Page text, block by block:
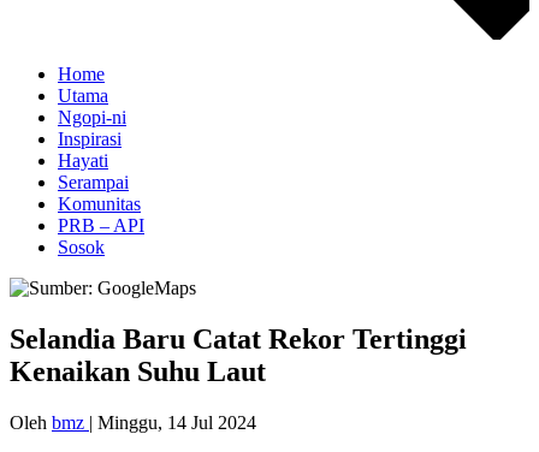
Home
Utama
Ngopi-ni
Inspirasi
Hayati
Serampai
Komunitas
PRB – API
Sosok
Selandia Baru Catat Rekor Tertinggi
Kenaikan Suhu Laut
Oleh bmz | Minggu, 14 Jul 2024